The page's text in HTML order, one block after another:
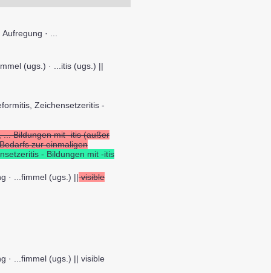
· ...
(ugs.) · ...itis (ugs.) ||
Zeichensetzeritis -
Bildungen mit -itis (außer
zur einmaligen
- Bildungen mit -itis
· ...fimmel (ugs.) ||visible
· ...fimmel (ugs.) || visible